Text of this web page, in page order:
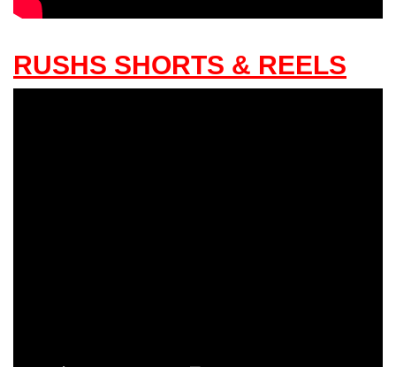
RUSHS SHORTS & REELS